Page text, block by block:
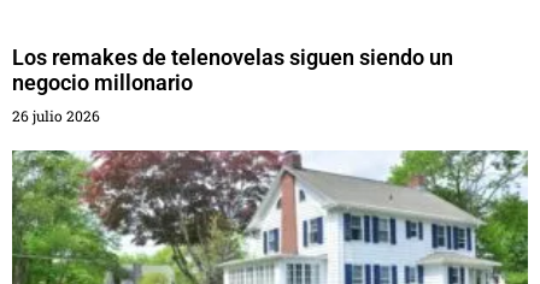
Los remakes de telenovelas siguen siendo un
negocio millonario
26 julio 2026